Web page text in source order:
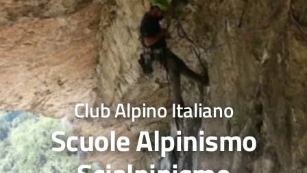
Club Alpino Italiano
Scuole Alpinismo